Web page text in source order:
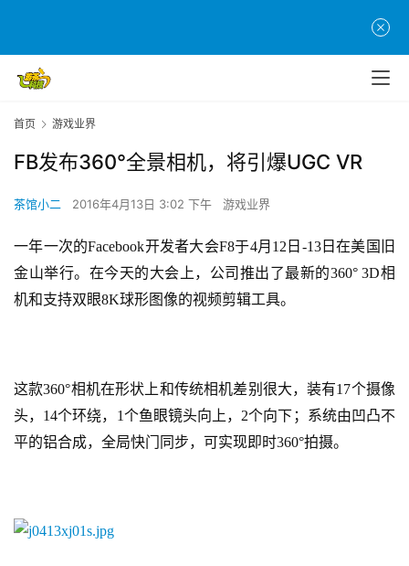
首页 游戏业界
FB发布360°全景相机，将引爆UGC VR
茶馆小二 2016年4月13日 3:02 下午 游戏业界
一年一次的Facebook开发者大会F8于4月12日-13日在美国旧
金山举行。在今天的大会上，公司推出了最新的360° 3D相
机和支持双眼8K球形图像的视频剪辑工具。
这款360°相机在形状上和传统相机差别很大，装有17个摄像
头，14个环绕，1个鱼眼镜头向上，2个向下；系统由凹凸不
平的铝合成，全局快门同步，可实现即时360°拍摄。